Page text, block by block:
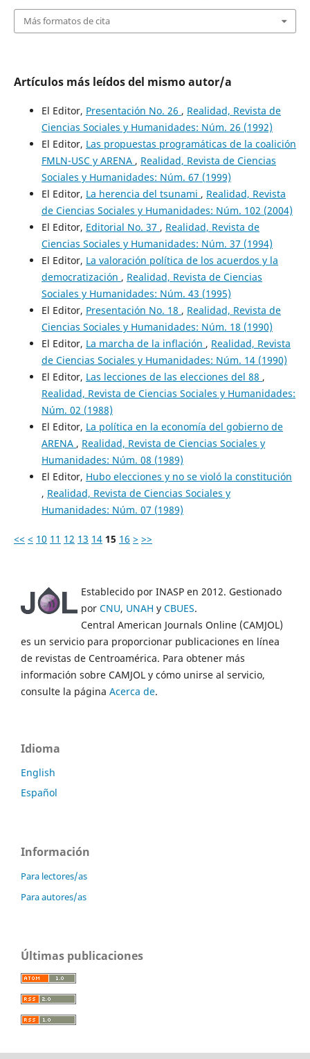
Más formatos de cita
Artículos más leídos del mismo autor/a
El Editor, Presentación No. 26 , Realidad, Revista de
Ciencias Sociales y Humanidades: Núm. 26 (1992)
El Editor, Las propuestas programáticas de la coalición
FMLN-USC y ARENA , Realidad, Revista de Ciencias
Sociales y Humanidades: Núm. 67 (1999)
El Editor, La herencia del tsunami , Realidad, Revista
de Ciencias Sociales y Humanidades: Núm. 102 (2004)
El Editor, Editorial No. 37 , Realidad, Revista de
Ciencias Sociales y Humanidades: Núm. 37 (1994)
El Editor, La valoración política de los acuerdos y la
democratización , Realidad, Revista de Ciencias
Sociales y Humanidades: Núm. 43 (1995)
El Editor, Presentación No. 18 , Realidad, Revista de
Ciencias Sociales y Humanidades: Núm. 18 (1990)
El Editor, La marcha de la inflación , Realidad, Revista
de Ciencias Sociales y Humanidades: Núm. 14 (1990)
El Editor, Las lecciones de las elecciones del 88 ,
Realidad, Revista de Ciencias Sociales y Humanidades:
Núm. 02 (1988)
El Editor, La política en la economía del gobierno de
ARENA , Realidad, Revista de Ciencias Sociales y
Humanidades: Núm. 08 (1989)
El Editor, Hubo elecciones y no se violó la constitución
, Realidad, Revista de Ciencias Sociales y
Humanidades: Núm. 07 (1989)
<< < 10 11 12 13 14 15 16 > >>
Establecido por INASP en 2012. Gestionado
por CNU, UNAH y CBUES.
Central American Journals Online (CAMJOL)
es un servicio para proporcionar publicaciones en línea
de revistas de Centroamérica. Para obtener más
información sobre CAMJOL y cómo unirse al servicio,
consulte la página Acerca de.
Idioma
English
Español
Información
Para lectores/as
Para autores/as
Últimas publicaciones